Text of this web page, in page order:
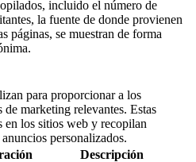
incluido el número de
la fuente de donde provienen
páginas, se muestran de forma
para proporcionar a los
marketing relevantes. Estas
en los sitios web y recopilan
personalizados.
Descripción